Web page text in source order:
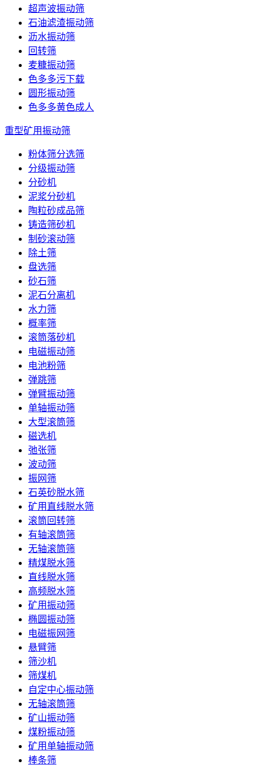
超声波振动筛
石油滤渣振动筛
沥水振动筛
回转筛
麦糠振动筛
色多多污下载
圆形振动筛
色多多黄色成人
重型矿用振动筛
粉体筛分选筛
分级振动筛
分砂机
泥浆分砂机
陶粒砂成品筛
铸造筛砂机
制砂滚动筛
除土筛
盘选筛
砂石筛
泥石分离机
水力筛
概率筛
滚筒落砂机
电磁振动筛
电池粉筛
弹跳筛
弹臂振动筛
单轴振动筛
大型滚筒筛
磁选机
弛张筛
波动筛
振网筛
石英砂脱水筛
矿用直线脱水筛
滚筒回转筛
有轴滚筒筛
无轴滚筒筛
精煤脱水筛
直线脱水筛
高频脱水筛
矿用振动筛
椭圆振动筛
电磁振网筛
悬臂筛
筛沙机
筛煤机
自定中心振动筛
无轴滚筒筛
矿山振动筛
煤粉振动筛
矿用单轴振动筛
棒条筛